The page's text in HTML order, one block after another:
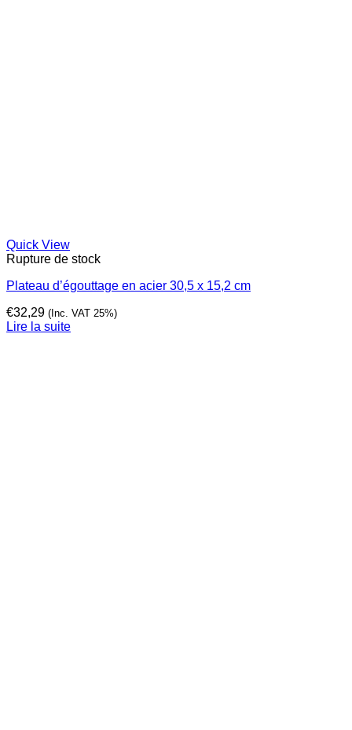
Quick View
Rupture de stock
Plateau d’égouttage en acier 30,5 x 15,2 cm
€32,29 (Inc. VAT 25%)
Lire la suite